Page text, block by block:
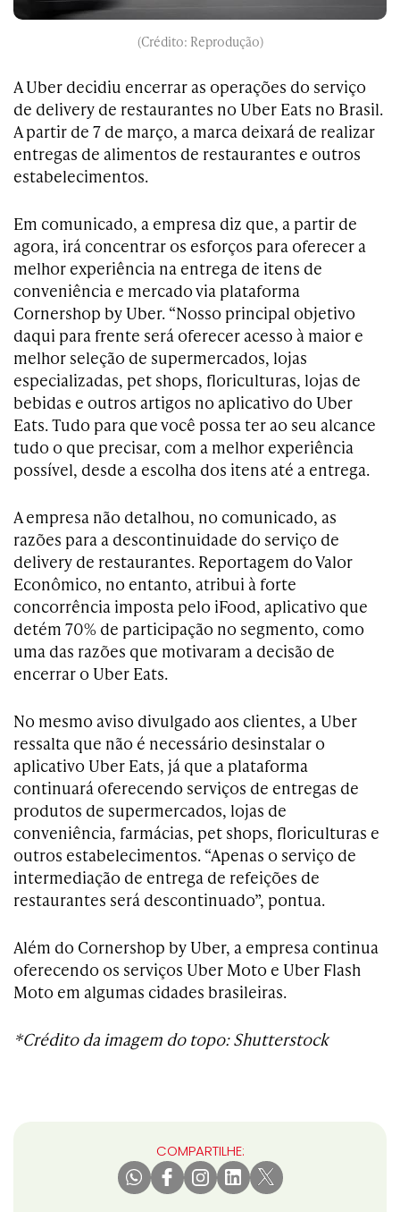
(Crédito: Reprodução)
A Uber decidiu encerrar as operações do serviço
de delivery de restaurantes no Uber Eats no Brasil.
A partir de 7 de março, a marca deixará de realizar
entregas de alimentos de restaurantes e outros
estabelecimentos.
Em comunicado, a empresa diz que, a partir de
agora, irá concentrar os esforços para oferecer a
melhor experiência na entrega de itens de
conveniência e mercado via plataforma
Cornershop by Uber. “Nosso principal objetivo
daqui para frente será oferecer acesso à maior e
melhor seleção de supermercados, lojas
especializadas, pet shops, floriculturas, lojas de
bebidas e outros artigos no aplicativo do Uber
Eats. Tudo para que você possa ter ao seu alcance
tudo o que precisar, com a melhor experiência
possível, desde a escolha dos itens até a entrega.
A empresa não detalhou, no comunicado, as
razões para a descontinuidade do serviço de
delivery de restaurantes. Reportagem do Valor
Econômico, no entanto, atribui à forte
concorrência imposta pelo iFood, aplicativo que
detém 70% de participação no segmento, como
uma das razões que motivaram a decisão de
encerrar o Uber Eats.
No mesmo aviso divulgado aos clientes, a Uber
ressalta que não é necessário desinstalar o
aplicativo Uber Eats, já que a plataforma
continuará oferecendo serviços de entregas de
produtos de supermercados, lojas de
conveniência, farmácias, pet shops, floriculturas e
outros estabelecimentos. “Apenas o serviço de
intermediação de entrega de refeições de
restaurantes será descontinuado”, pontua.
Além do Cornershop by Uber, a empresa continua
oferecendo os serviços Uber Moto e Uber Flash
Moto em algumas cidades brasileiras.
*Crédito da imagem do topo: Shutterstock
COMPARTILHE: